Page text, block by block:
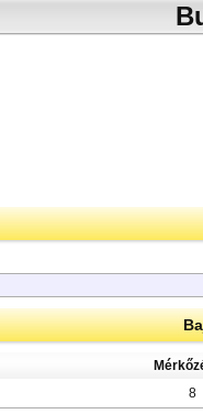
8